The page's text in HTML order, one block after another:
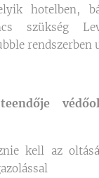
hotelben,
szükség
rendszerben
kell az